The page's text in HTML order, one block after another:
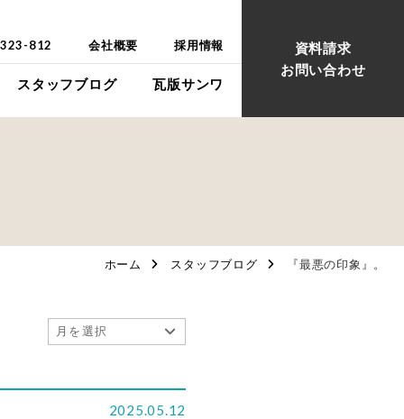
ス
スタッフブログ 瓦版サンワ
会社概要 採用情報
812
資料請求
お問い合わせ
ホーム スタッフブログ 『最悪の印象』。
2025.05.12